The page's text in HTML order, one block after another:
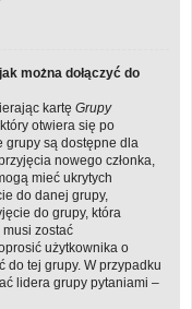
można dołączyć do
kartę Grupy
otwiera się po
grupy są dostępne dla
nowego członka,
mieć ukrytych
do danej grupy,
do grupy, która
zostać
użytkownika o
do tej grupy. W przypadku
lidera grupy pytaniami –